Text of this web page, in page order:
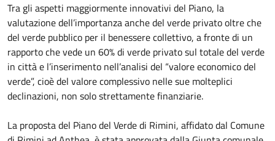
Tra gli aspetti maggiormente innovativi del Piano, la
valutazione dell’importanza anche del verde privato oltre che
del verde pubblico per il benessere collettivo, a fronte di un
rapporto che vede un 60% di verde privato sul totale del verde
in città e l’inserimento nell’analisi del “valore economico del
verde”, cioè del valore complessivo nelle sue molteplici
declinazioni, non solo strettamente finanziarie.
La proposta del Piano del Verde di Rimini, affidato dal Comune